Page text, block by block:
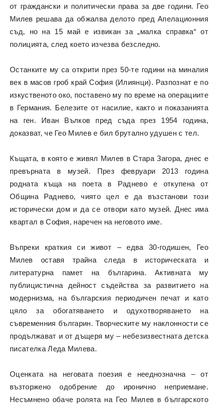
от граждански и политически права за две години. Гео
Милев решава да обжалва делото пред Апелационния
съд, но на 15 май е извикан за „малка справка“ от
полицията, след което изчезва безследно.
Останките му са открити през 50-те години на миналия
век в масов гроб край София (Илиянци). Разпознат е по
изкуственото око, поставено му по време на операциите
в Германия. Белезите от насилие, както и показанията
на ген. Иван Вълков пред съда през 1954 година,
доказват, че Гео Милев е бил брутално удушен с тел.
Къщата, в която е живял Милев в Стара Загора, днес е
превърната в музей. През февруари 2013 година
родната къща на поета в Раднево е откупена от
Община Раднево, чиято цел е да възстанови този
исторически дом и да се отвори като музей. Днес има
квартал в София, наречен на неговото име.
Въпреки краткия си живот – едва 30-годишен, Гео
Милев оставя трайна следа в историческата и
литературна памет на българина. Активната му
публицистична дейност съдейства за развитието на
модернизма, на българския периодичен печат и като
цяло за обогатяването и одухотворяването на
съвременния българин. Творческите му наклонности се
продължават и от дъщеря му – небезизвестната детска
писателка Леда Милева.
Оценката на неговата поезия е нееднозначна – от
възторжено одобрение до иронично неприемане.
Несъмнено обаче ролята на Гео Милев в българското